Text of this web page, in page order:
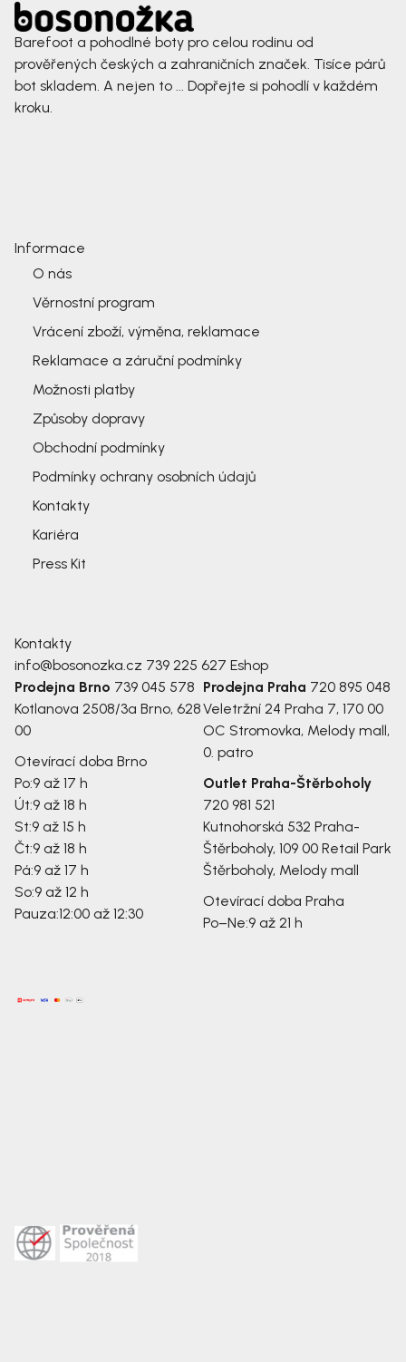
Barefoot a pohodlné boty pro celou rodinu od
prověřených českých a zahraničních značek. Tisíce párů
bot skladem. A nejen to ... Dopřejte si pohodlí v každém
kroku.
Informace
O nás
Věrnostní program
Vrácení zboží, výměna, reklamace
Reklamace a záruční podmínky
Možnosti platby
Způsoby dopravy
Obchodní podmínky
Podmínky ochrany osobních údajů
Kontakty
Kariéra
Press Kit
Kontakty
info@bosonozka.cz 739 225 627 Eshop
Prodejna Brno 739 045 578
Kotlanova 2508/3a Brno, 628
00
Otevírací doba Brno
Po:9 až 17 h
Út:9 až 18 h
St:9 až 15 h
Čt:9 až 18 h
Pá:9 až 17 h
So:9 až 12 h
Pauza:12:00 až 12:30
Prodejna Praha 720 895 048
Veletržní 24 Praha 7, 170 00
OC Stromovka, Melody mall,
0. patro
Outlet Praha-Štěrboholy
720 981 521
Kutnohorská 532 Praha-
Štěrboholy, 109 00 Retail Park
Štěrboholy, Melody mall
Otevírací doba Praha
Po–Ne:9 až 21 h